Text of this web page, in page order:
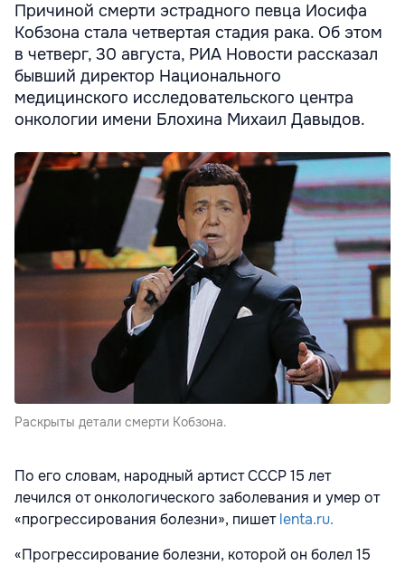
Причиной смерти эстрадного певца Иосифа
Кобзона стала четвертая стадия рака. Об этом
в четверг, 30 августа, РИА Новости рассказал
бывший директор Национального
медицинского исследовательского центра
онкологии имени Блохина Михаил Давыдов.
Раскрыты детали смерти Кобзона.
По его словам, народный артист СССР 15 лет
лечился от онкологического заболевания и умер от
«прогрессирования болезни», пишетlenta.ru.
«Прогрессирование болезни, которой он болел 15